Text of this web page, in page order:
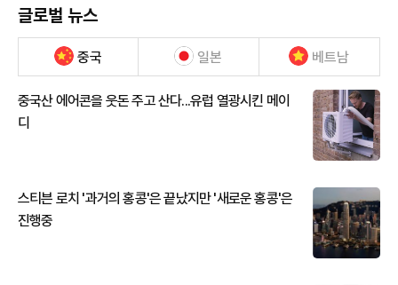
글로벌 뉴스
중국 일본 베트남
중국산 에어콘을 웃돈 주고 산다...유럽 열광시킨 메이
디
스티븐 로치 '과거의 홍콩'은 끝났지만 '새로운 홍콩'은
진행중